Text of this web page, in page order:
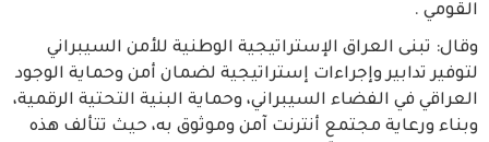
القومي .
وقال: تبنى العراق الإستراتيجية الوطنية للأمن السيبراني
لتوفير تدابير وإجراءات إستراتيجية لضمان أمن وحماية الوجود
العراقي في الفضاء السيبراني، وحماية البنية التحتية الرقمية،
وبناء ورعاية مجتمع أنترنت آمن وموثوق به، حيث تتألف هذه